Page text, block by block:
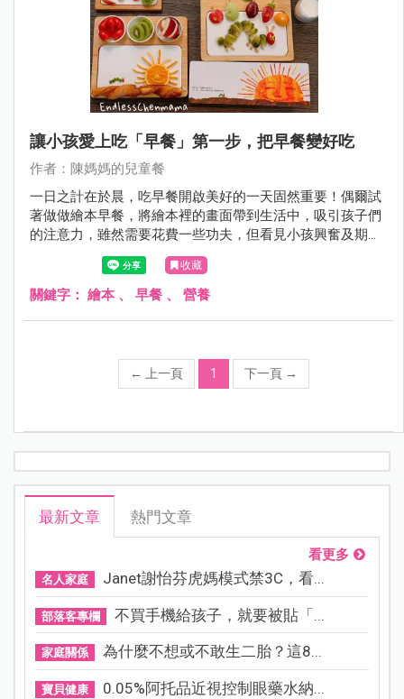
讓小孩愛上吃「早餐」第一步，把早餐變好吃
作者：陳媽媽的兒童餐
一日之計在於晨，吃早餐開啟美好的一天固然重要！偶爾試
著做做繪本早餐，將繪本裡的畫面帶到生活中，吸引孩子們
的注意力，雖然需要花費一些功夫，但看見小孩興奮及期待
的表情，媽媽也做得好有成就感～
收藏
關鍵字： 繪本、 早餐 、 營養
← 上一頁 1 下一頁 →
最新文章 熱門文章
看更多
名人家庭 Janet謝怡芬虎媽模式禁3C，看...
部落客專欄 不買手機給孩子，就要被貼「...
家庭關係 為什麼不想或不敢生二胎？這8...
寶貝健康 0.05%阿托品近視控制眼藥水納...